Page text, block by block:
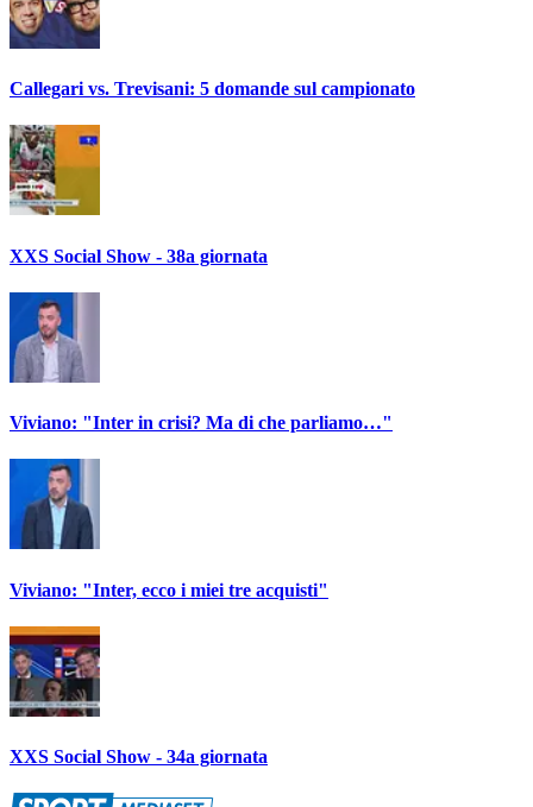
Callegari vs. Trevisani: 5 domande sul campionato
XXS Social Show - 38a giornata
Viviano: "Inter in crisi? Ma di che parliamo…"
Viviano: "Inter, ecco i miei tre acquisti"
XXS Social Show - 34a giornata